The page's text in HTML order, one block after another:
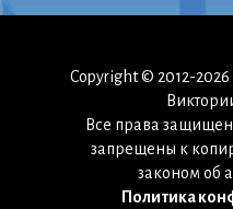
Copyright © 2012-
Все права
запрещены к
законом об
Политика